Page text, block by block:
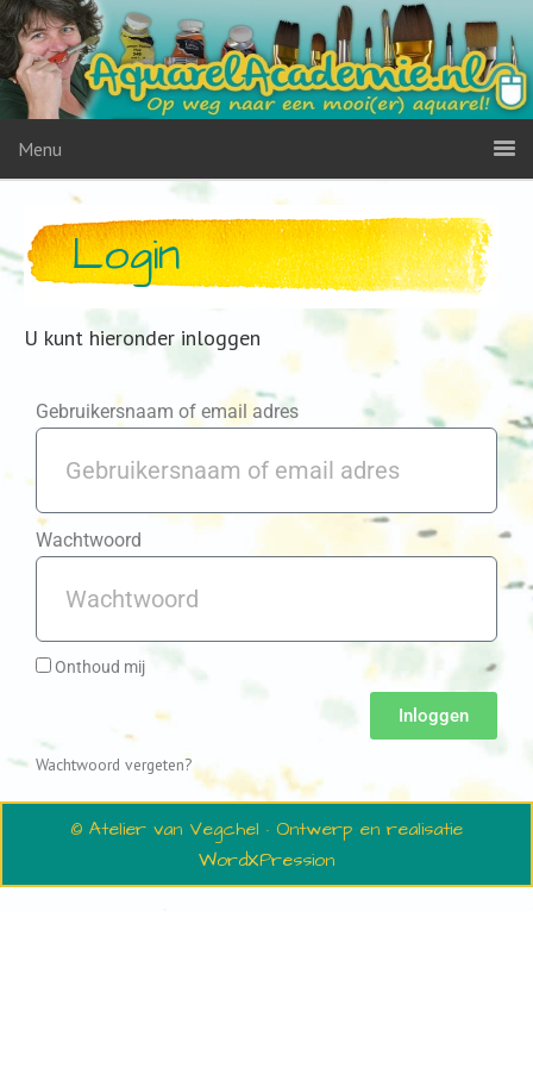
Menu
Login
U kunt hieronder inloggen
Gebruikersnaam of email adres
Wachtwoord
Onthoud mij
Inloggen
Wachtwoord vergeten?
© Atelier van Vegchel · Ontwerp en realisatie
WordXPression